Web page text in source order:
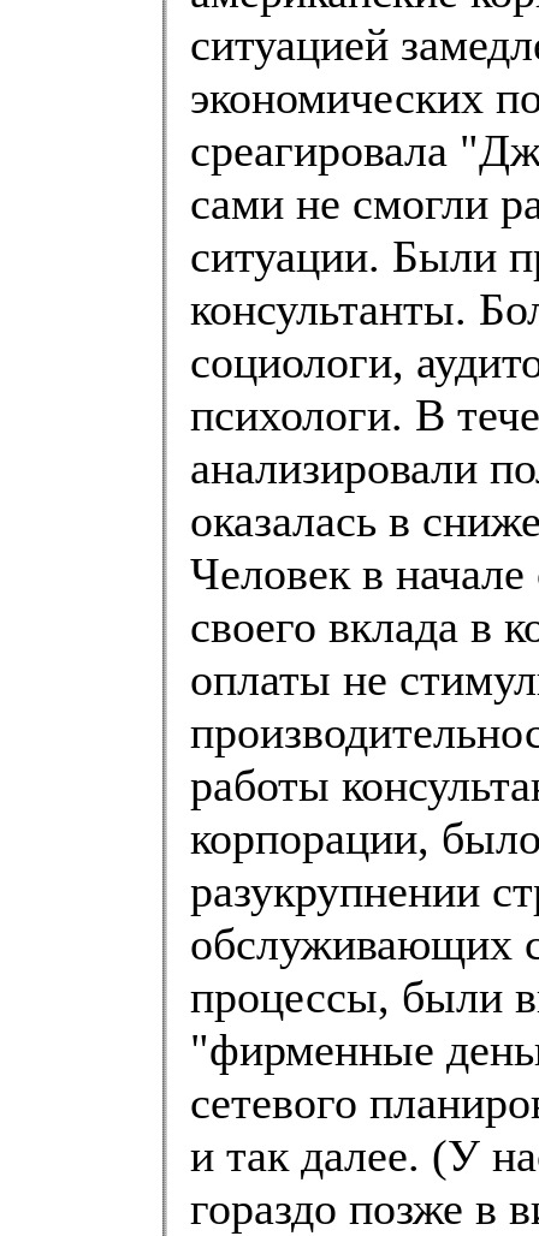
ситуацией
экономических
среагировала
сами не смогли
ситуации. Были
консультанты.
социологи,
психологи. В
анализировали
оказалась в
Человек в
своего вклада в
оплаты не
работы
корпорации,
разукрупнении
обслуживающих
процессы, были
"фирменные
сетевого
и так далее. (У
гораздо позже в